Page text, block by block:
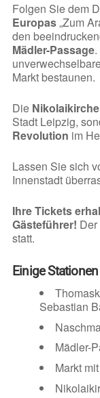
Folgen Sie dem
Europas„Zum
den
Mädler-Passage.
Markt bestaunen.
Die Nikolaikirche
Stadt Leipzig,
Revolution im
Lassen Sie sich
Innenstadt
Ihre Tickets
Gästeführer!
statt.
Einige Stationen
Sebastian
Mädler-
Markt